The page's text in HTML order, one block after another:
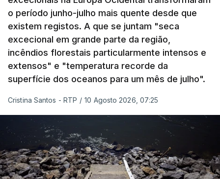
o período junho-julho mais quente desde que
existem registos. A que se juntam "seca
excecional em grande parte da região,
incêndios florestais particularmente intensos e
extensos" e "temperatura recorde da
superfície dos oceanos para um mês de julho".
Cristina Santos - RTP / 10 Agosto 2026, 07:25